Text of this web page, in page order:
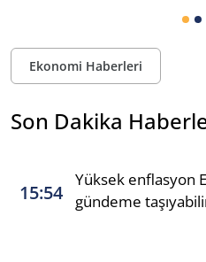
Ekonomi Haberleri
Son Dakika
15:54
Yüksek enflasyon
gündeme